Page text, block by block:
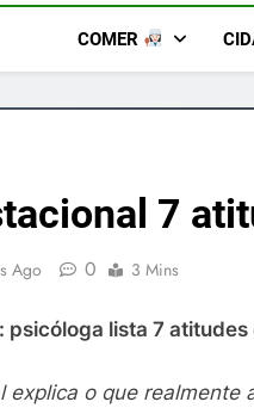
COMER
7
Ago 0 3 Mins
psicóloga lista 7
explica o que